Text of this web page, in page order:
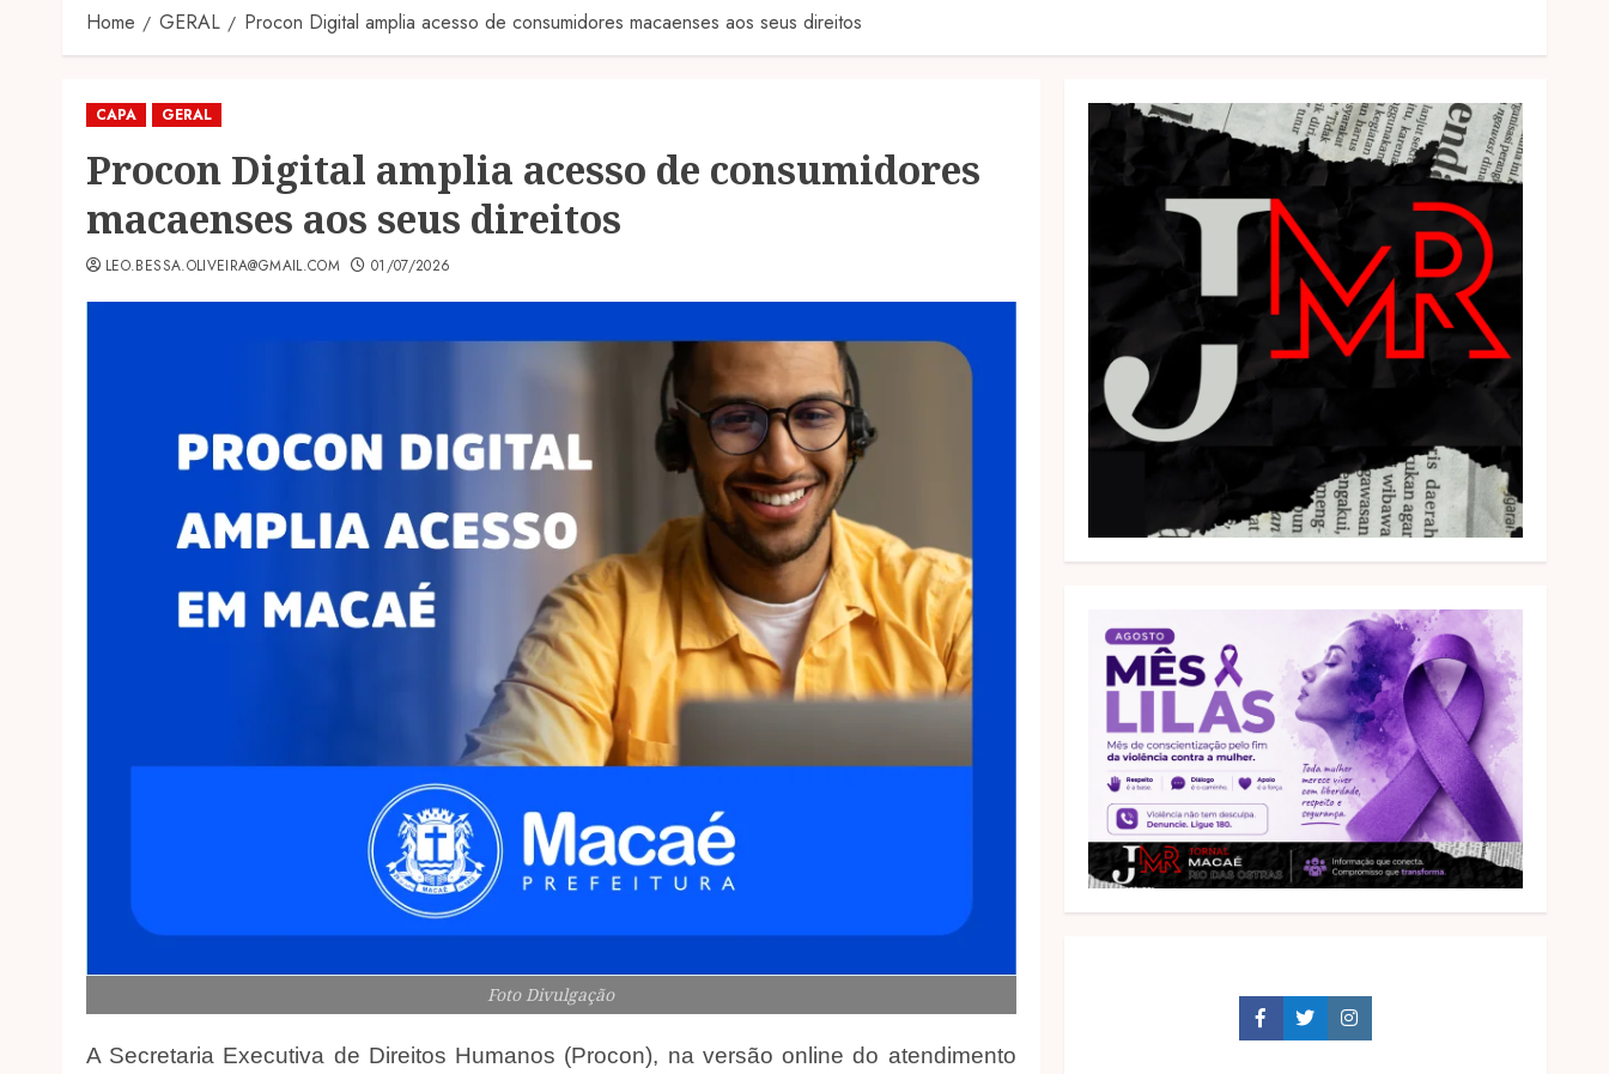
Home GERAL Procon Digital amplia acesso de consumidores macaenses aos seus direitos
CAPA GERAL
Procon Digital amplia acesso de consumidores
macaenses aos seus direitos
LEO.BESSA.OLIVEIRA@GMAIL.COM 01/07/2026
Foto Divulgação
A Secretaria Executiva de Direitos Humanos (Procon), na versão online do atendimento
Facebook
TwitterInstagram